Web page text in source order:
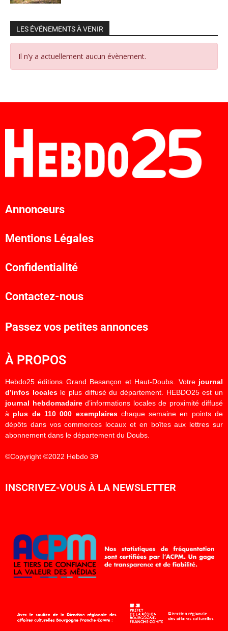
LES ÉVÉNEMENTS À VENIR
Il n’y a actuellement aucun évènement.
Annonceurs
Mentions Légales
Confidentialité
Contactez-nous
Passez vos petites annonces
À PROPOS
Hebdo25 éditions Grand Besançon et Haut-Doubs. Votre journal
d’infos localesle plus diffusé du département. HEBDO25 est un
journal hebdomadaired’informations locales de proximité diffusé
à plus de 110 000 exemplaireschaque semaine en points de
dépôts dans vos commerces locaux et en boîtes aux lettres sur
abonnement dans le département du Doubs.
©Copyright ©2022 Hebdo 39
INSCRIVEZ-VOUS À LA NEWSLETTER